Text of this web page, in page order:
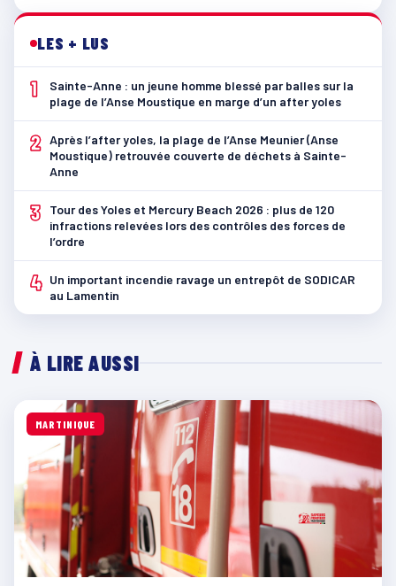
LES + LUS
1
Sainte-Anne : un jeune homme blessé par balles sur la
plage de l’Anse Moustique en marge d’un after yoles
2 Après l’after yoles, la plage de l’Anse Meunier (Anse
Moustique) retrouvée couverte de déchets à Sainte-
Anne
3
Tour des Yoles et Mercury Beach 2026 : plus de 120
infractions relevées lors des contrôles des forces de
l’ordre
4 Un important incendie ravage un entrepôt de SODICAR
au Lamentin
À LIRE AUSSI
MARTINIQUE